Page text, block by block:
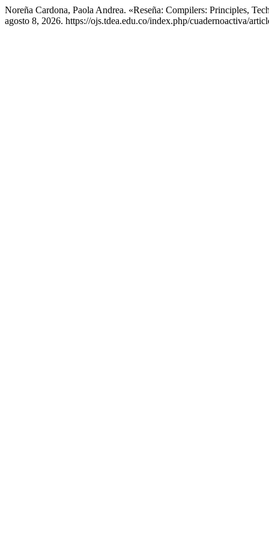
Noreña Cardona, Paola Andrea. «Reseña: Compilers: Principles,
agosto 8, 2026. https://ojs.tdea.edu.co/index.php/cuadernoactiva/